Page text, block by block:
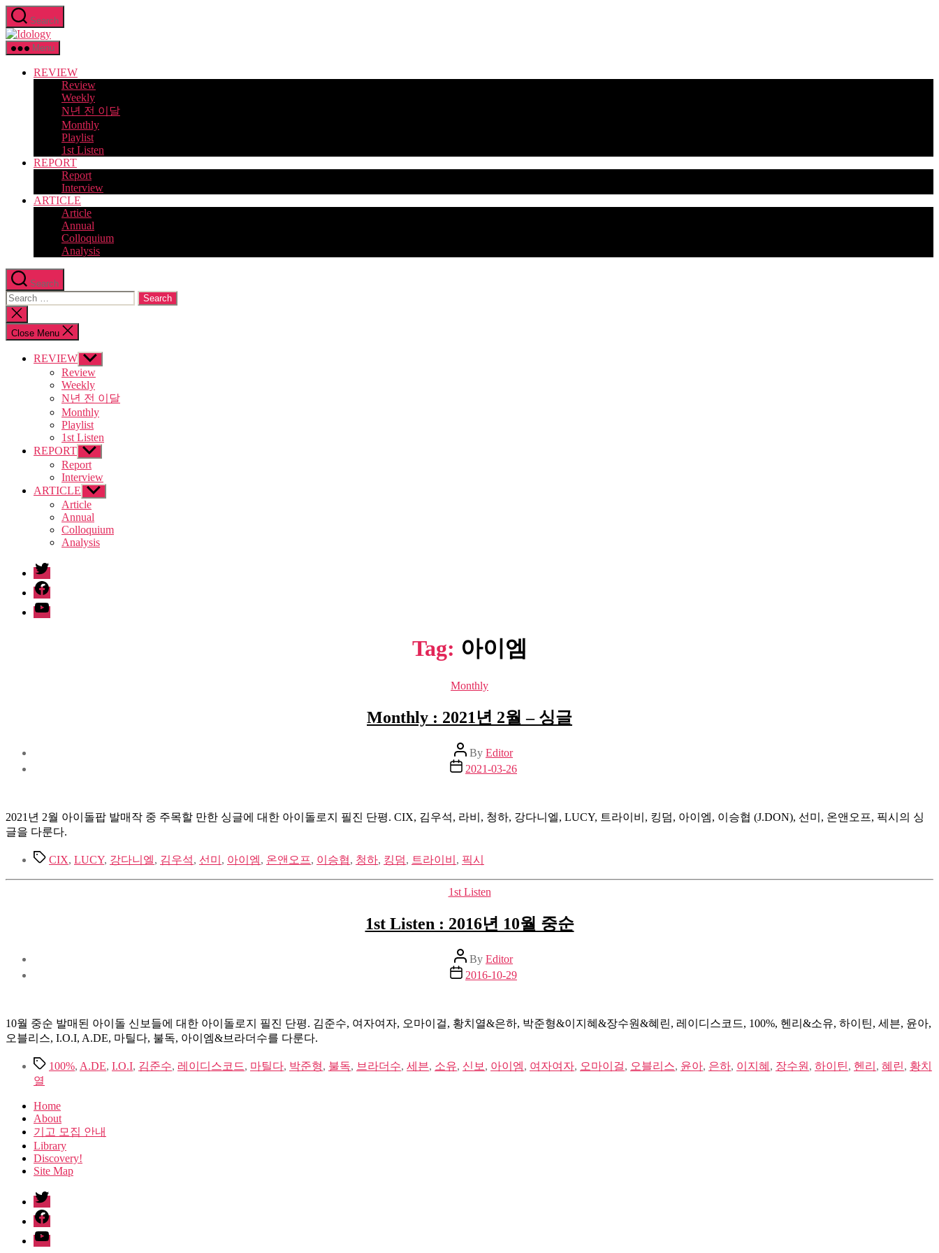
Skip
to
the
content
Search
Idology
Menu
REVIEW
Review
Weekly
N년 전 이달
Monthly
Playlist
1st Listen
REPORT
Report
Interview
ARTICLE
Article
Annual
Colloquium
Analysis
Search
Search
for:
Close
search
Close Menu
REVIEW Show
sub
menu
Review
Weekly
N년 전 이달
Monthly
Playlist
1st Listen
REPORT Show
sub
menu
Report
Interview
ARTICLE Show
sub
menu
Article
Annual
Colloquium
Analysis
twitter
facebook
Youtube
Tag: 아이엠
Categories
Monthly
Monthly : 2021년 2월 – 싱글
Post
author
By Editor
Post
date
2021-03-26
2021년 2월 아이돌팝 발매작 중 주목할 만한 싱글에 대한 아이돌로지 필진 단평. CIX, 김우석, 라비, 청하, 강다니엘, LUCY, 트라이비, 킹덤, 아이엠, 이승협 (J.DON), 선미, 온앤오프, 픽시의 싱
글을 다룬다.
TagsCIX, LUCY, 강다니엘, 김우석, 선미 , 아이엠, 온앤오프, 이승협, 청하, 킹덤, 트라이비 , 픽시
Categories
1st Listen
1st Listen : 2016년 10월 중순
Post
author
By Editor
Post
date
2016-10-29
10월 중순 발매된 아이돌 신보들에 대한 아이돌로지 필진 단평. 김준수, 여자여자, 오마이걸, 황치열&은하, 박준형&이지혜&장수원&혜린, 레이디스코드, 100%, 헨리&소유, 하이틴, 세븐, 윤아,
오블리스, I.O.I, A.DE, 마틸다, 불독, 아이엠&브라더수를 다룬다.
Tags100%, A.DE, I.O.I, 김준수, 레이디스코드, 마틸다, 박준형, 불독, 브라더수, 세븐, 소유, 신보 , 아이엠, 여자여자, 오마이걸, 오블리스, 윤아, 은하, 이지혜 , 장수원 , 하이틴, 헨리 , 혜린, 황치
열
Home
About
기고 모집 안내
Library
Discovery!
Site Map
twitter
facebook
Youtube